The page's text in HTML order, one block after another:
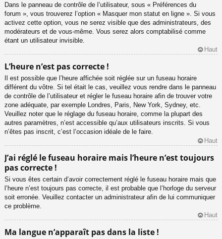
Dans le panneau de contrôle de l’utilisateur, sous « Préférences du
forum », vous trouverez l’option « Masquer mon statut en ligne ». Si vous
activez cette option, vous ne serez visible que des administrateurs, des
modérateurs et de vous-même. Vous serez alors comptabilisé comme
étant un utilisateur invisible.
Haut
L’heure n’est pas correcte !
Il est possible que l’heure affichée soit réglée sur un fuseau horaire
différent du vôtre. Si tel était le cas, veuillez vous rendre dans le panneau
de contrôle de l’utilisateur et régler le fuseau horaire afin de trouver votre
zone adéquate, par exemple Londres, Paris, New York, Sydney, etc.
Veuillez noter que le réglage du fuseau horaire, comme la plupart des
autres paramètres, n’est accessible qu’aux utilisateurs inscrits. Si vous
n’êtes pas inscrit, c’est l’occasion idéale de le faire.
Haut
J’ai réglé le fuseau horaire mais l’heure n’est toujours
pas correcte !
Si vous êtes certain d’avoir correctement réglé le fuseau horaire mais que
l’heure n’est toujours pas correcte, il est probable que l’horloge du serveur
soit erronée. Veuillez contacter un administrateur afin de lui communiquer
ce problème.
Haut
Ma langue n’apparaît pas dans la liste !